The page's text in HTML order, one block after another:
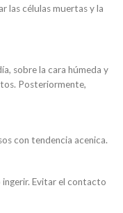
las células muertas y la
sobre la cara húmeda y
Posteriormente,
con tendencia acenica.
ingerir. Evitar el contacto